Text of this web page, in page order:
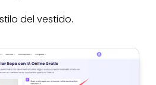
del vestido.